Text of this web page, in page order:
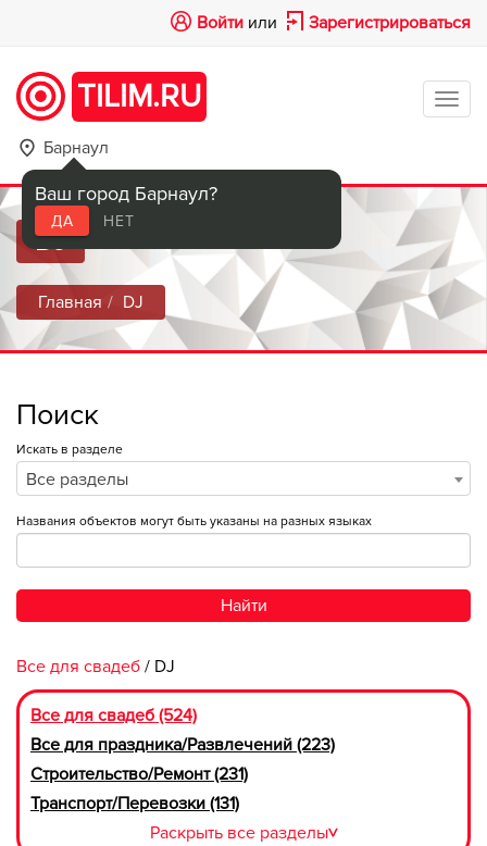
Войти или Зарегистрироваться
TILIM.RU
Барнаул
Ваш город Барнаул?
ДА НЕТ
DJ
Главная DJ
Поиск
Искать в разделе
Все разделы
Названия объектов могут быть указаны на разных языках
Найти
Все для свадеб / DJ
Все для свадеб (524)
Все для праздника/Развлечений (223)
Строительство/Ремонт (231)
Транспорт/Перевозки (131)
Раскрыть все разделы>